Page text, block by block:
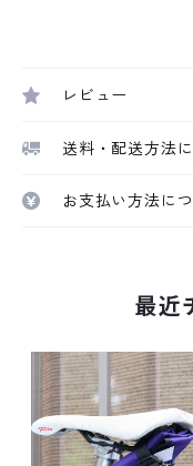
レビュー
送料・配送方法
お支払い方法に
最近